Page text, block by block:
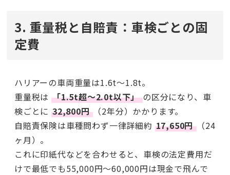
3. 重量税と自賠責：車検ごとの固
定費
ハリアーの車両重量は1.6t〜1.8t。
重量税は 「1.5t超〜2.0t以下」の区分になり、車
検ごとに 32,800円 （2年分）かかります。
自賠責保険は車種問わず一律詳細約 17,650円 （24
ヶ月）。
これに印紙代などを合わせると、車検の法定費用だ
けで最低でも55,000円〜60,000円は現金で飛んで